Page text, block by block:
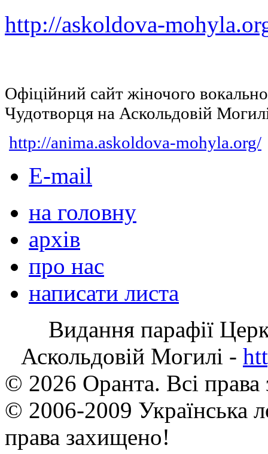
http://askoldova-
Офіційний сайт жіночого
Чудотворця на Аскольдовій
http://anima.askoldova-mohyla.org/
E-mail
на головну
архів
про нас
написати листа
Видання парафії
Аскольдовій Могилі -
© 2026 Оранта. Всі
© 2006-2009 Українська
права захищено!